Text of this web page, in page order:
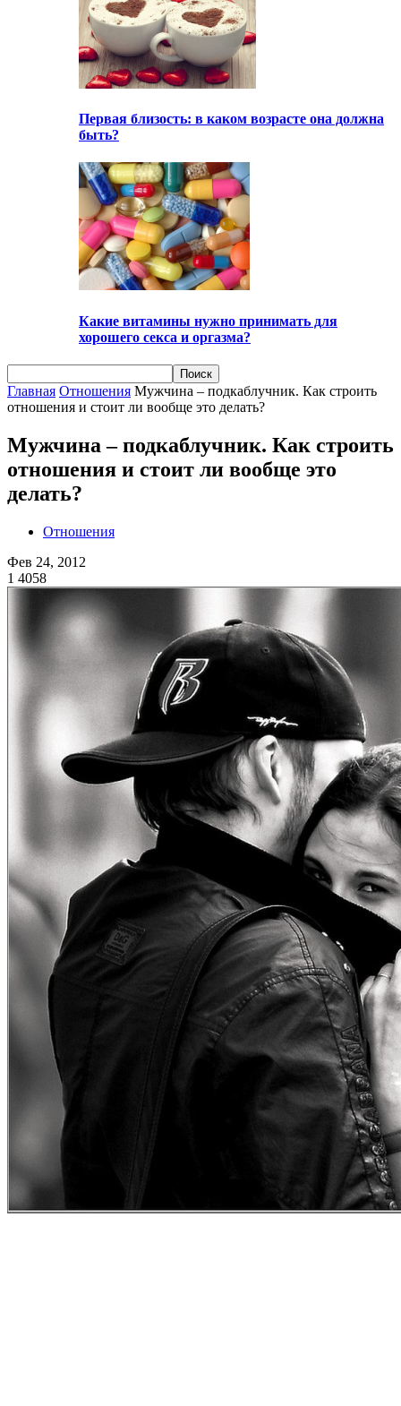
Первая близость: в каком возрасте она должна
быть?
Какие витамины нужно принимать для
хорошего секса и оргазма?
Главная Отношения Мужчина – подкаблучник. Как строить
отношения и стоит ли вообще это делать?
Мужчина – подкаблучник. Как строить
отношения и стоит ли вообще это
делать?
Отношения
Фев 24, 2012
1 4058